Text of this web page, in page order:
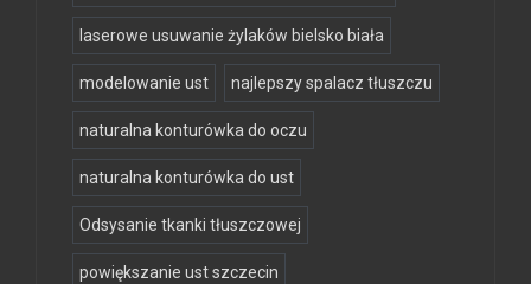
laserowe usuwanie żylaków bielsko biała
modelowanie ust najlepszy spalacz tłuszczu
naturalna konturówka do oczu
naturalna konturówka do ust
Odsysanie tkanki tłuszczowej
powiększanie ust szczecin